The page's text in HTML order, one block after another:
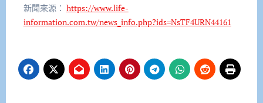
新聞來源： https://www.life-
information.com.tw/news_info.php?ids=NsTF4URN44161